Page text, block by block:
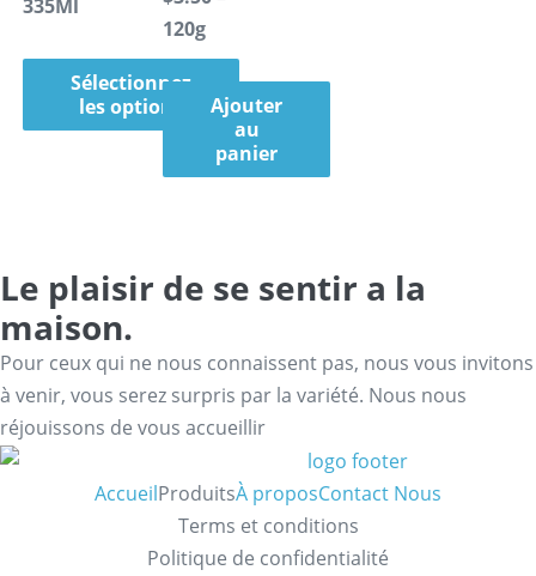
335Ml
Sélectionnez
les options
120g
Ajouter
au
panier
Le plaisir de se sentir a la
maison.
Pour ceux qui ne nous connaissent pas, nous vous invitons
à venir, vous serez surpris par la variété. Nous nous
réjouissons de vous accueillir
AccueilProduitsÀ proposContact Nous
Terms et conditions
Politique de confidentialité